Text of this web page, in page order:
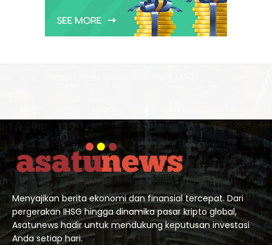
Menyajikan berita ekonomi dan finansial tercepat. Dari
pergerakan IHSG hingga dinamika pasar kripto global,
Asatunews hadir untuk mendukung keputusan investasi
Anda setiap hari.